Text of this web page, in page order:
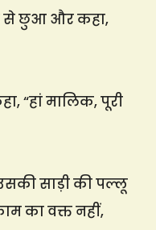
से छुआ और कहा,
“हां मालिक, पूरी
साड़ी की पल्लू
का वक्त नहीं,